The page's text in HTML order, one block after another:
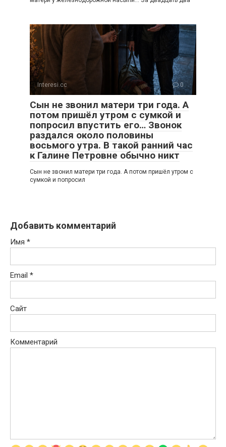
Interesi.cc 0
Сын не звонил матери три года. А
потом пришёл утром с сумкой и
попросил впустить его… Звонок
раздался около половины
восьмого утра. В такой ранний час
к Галине Петровне обычно никт
Сын не звонил матери три года. А потом пришёл утром с
сумкой и попросил
Добавить комментарий
Имя *
Email *
Сайт
Комментарий